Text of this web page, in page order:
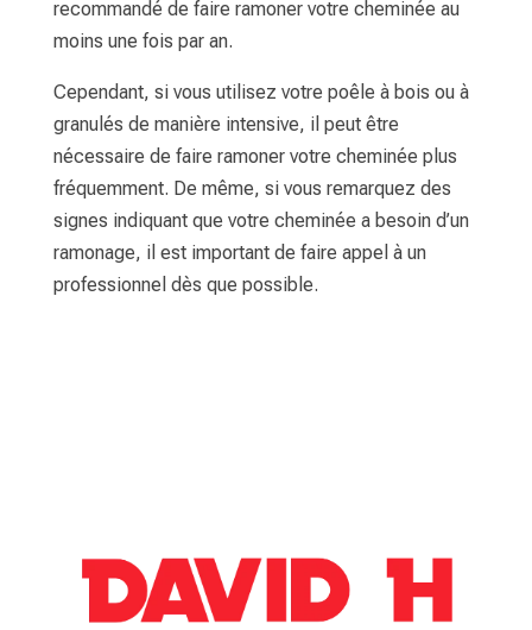
recommandé de faire ramoner votre cheminée au
moins une fois par an.
Cependant, si vous utilisez votre poêle à bois ou à
granulés de manière intensive, il peut être
nécessaire de faire ramoner votre cheminée plus
fréquemment. De même, si vous remarquez des
signes indiquant que votre cheminée a besoin d’un
ramonage, il est important de faire appel à un
professionnel dès que possible.